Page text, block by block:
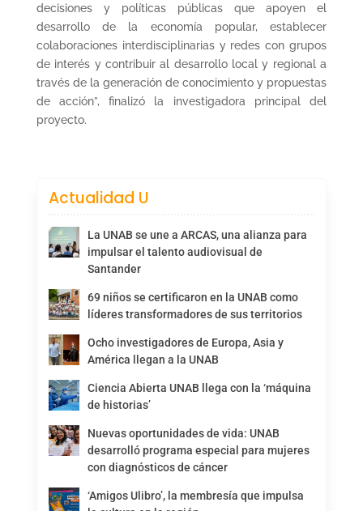
decisiones y políticas públicas que apoyen el
desarrollo de la economía popular, establecer
colaboraciones interdisciplinarias y redes con grupos
de interés y contribuir al desarrollo local y regional a
través de la generación de conocimiento y propuestas
de acción”, finalizó la investigadora principal del
proyecto.
Actualidad U
La UNAB se une a ARCAS, una alianza para
impulsar el talento audiovisual de
Santander
69 niños se certificaron en la UNAB como
líderes transformadores de sus territorios
Ocho investigadores de Europa, Asia y
América llegan a la UNAB
Ciencia Abierta UNAB llega con la ‘máquina
de historias’
Nuevas oportunidades de vida: UNAB
desarrolló programa especial para mujeres
con diagnósticos de cáncer
‘Amigos Ulibro’, la membresía que impulsa